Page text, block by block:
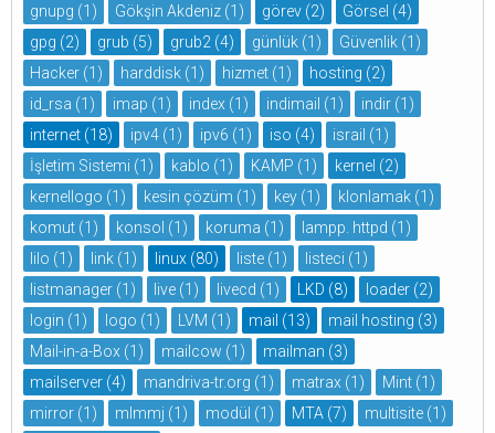
gnupg (1) Gökşin Akdeniz (1) görev (2) Görsel (4)
gpg (2) grub (5) grub2 (4) günlük (1) Güvenlik (1)
Hacker (1) harddisk (1) hizmet (1) hosting (2)
id_rsa (1) imap (1) index (1) indimail (1) indir (1)
internet (18) ipv4 (1) ipv6 (1) iso (4) israil (1)
İşletim Sistemi (1) kablo (1) KAMP (1) kernel (2)
kernellogo (1) kesin çözüm (1) key (1) klonlamak (1)
komut (1) konsol (1) koruma (1) lampp. httpd (1)
lilo (1) link (1) linux (80) liste (1) listeci (1)
listmanager (1) live (1) livecd (1) LKD (8) loader (2)
login (1) logo (1) LVM (1) mail (13) mail hosting (3)
Mail-in-a-Box (1) mailcow (1) mailman (3)
mailserver (4) mandriva-tr.org (1) matrax (1) Mint (1)
mirror (1) mlmmj (1) modül (1) MTA (7) multisite (1)